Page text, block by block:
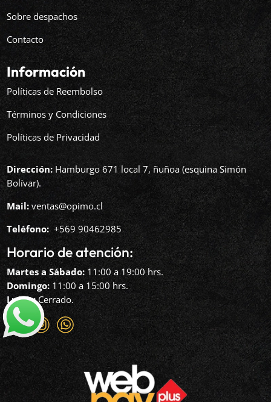
Sobre despachos
Contacto
Información
Políticas de Reembolso
Términos y Condiciones
Políticas de Privacidad
Dirección: Hamburgo 671 local 7, ñuñoa (esquina Simón
Bolívar).
Mail: ventas@opimo.cl
Teléfono: ‪+569 90462985‬
Horario de atención:
Martes a Sábado: 11:00 a 19:00 hrs.
Domingo: 11:00 a 15:00 hrs.
Lunes:Cerrado.